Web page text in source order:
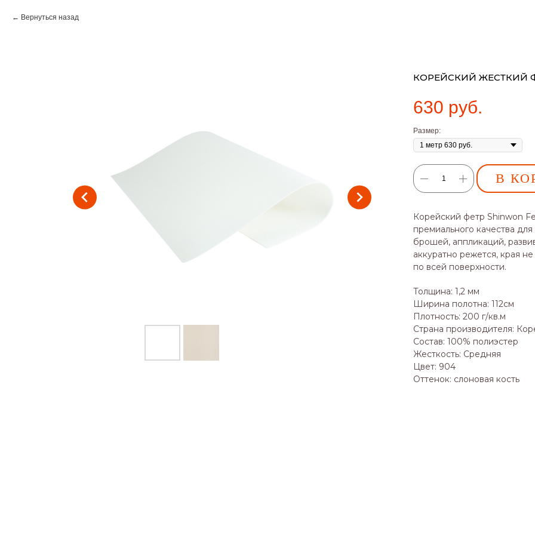
Вернуться назад
КОРЕЙСКИЙ ЖЕСТКИЙ
630 руб.
Размер:
В
Корейский фетр Shinwon
премиального качества
брошей, аппликаций,
аккуратно режется, края
по всей поверхности.
Толщина: 1,2 мм
Ширина полотна: 112см
Плотность: 200 г/кв.м
Страна производителя:
Состав: 100% полиэстер
Жесткость: Средняя
Цвет: 904
Оттенок: слоновая кость